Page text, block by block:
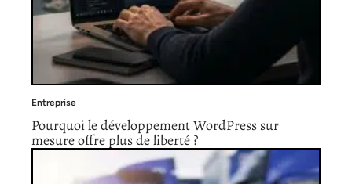
Entreprise
Pourquoi le développement WordPress sur
mesure offre plus de liberté ?